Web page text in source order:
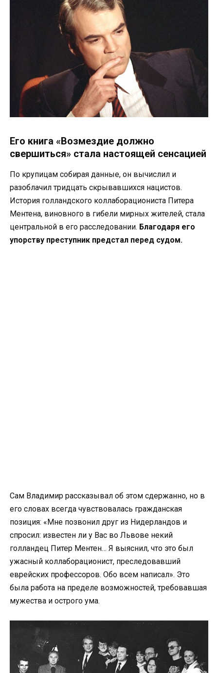
Его книга «Возмездие должно
свершиться» стала настоящей сенсацией
По крупицам собирая данные, он вычислил и
разоблачил тридцать скрывавшихся нацистов.
История голландского коллаборациониста Питера
Ментена, виновного в гибели мирных жителей, стала
центральной в его расследовании. Благодаря его
упорству преступник предстал перед судом.
Сам Владимир рассказывал об этом сдержанно, но в
его словах всегда чувствовалась гражданская
позиция: «Мне позвонил друг из Нидерландов и
спросил: известен ли у Вас во Львове некий
голландец Питер Ментен… Я выяснил, что это был
ужасный коллаборационист, преследовавший
еврейских профессоров. Обо всем написал». Это
была работа на пределе возможностей, требовавшая
мужества и острого ума.